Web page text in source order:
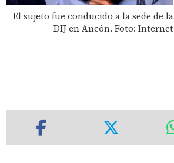
El sujeto fue conducido a la sede de la
DIJ en Ancón. Foto: Internet